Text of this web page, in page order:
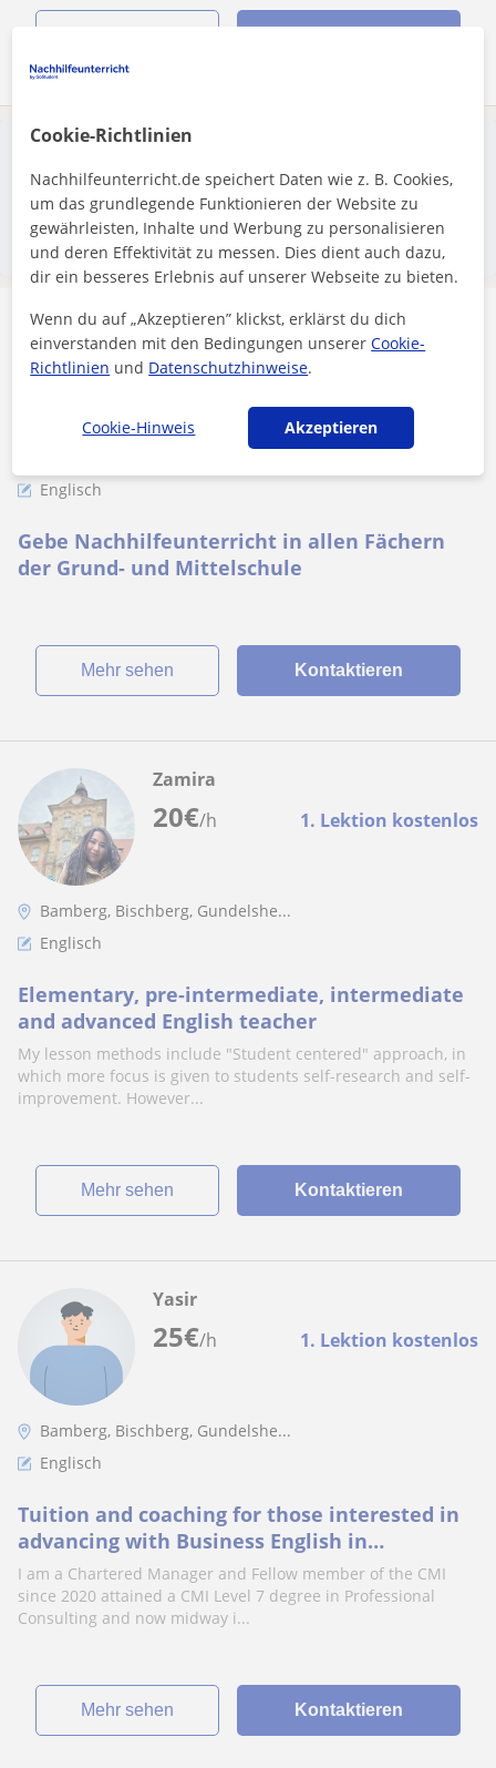
Schalte eine Suchanzeige, damit Lehrkräfte dich finden
können
Eine Anzeige aufgeben
8€/h 1. Lektion kostenlos
Eva-Maria
Englisch
Gebe Nachhilfeunterricht in allen Fächern
der Grund- und Mittelschule
Mehr sehen Kontaktieren
20€/h 1. Lektion kostenlos
Zamira
Bamberg, Bischberg, Gundelshe...
Englisch
Elementary, pre-intermediate, intermediate
and advanced English teacher
My lesson methods include "Student centered" approach, in
which more focus is given to students self-research and self-
improvement. However...
Mehr sehen Kontaktieren
25€/h 1. Lektion kostenlos
Yasir
Bamberg, Bischberg, Gundelshe...
Englisch
Tuition and coaching for those interested in
advancing with Business English in
management, business development, and
mark
I am a Chartered Manager and Fellow member of the CMI
since 2020 attained a CMI Level 7 degree in Professional
Consulting and now midway i...
Mehr sehen Kontaktieren
Cookie-Richtlinien
Nachhilfeunterricht.de speichert Daten wie z. B. Cookies,
um das grundlegende Funktionieren der Website zu
gewährleisten, Inhalte und Werbung zu personalisieren
und deren Effektivität zu messen. Dies dient auch dazu,
dir ein besseres Erlebnis auf unserer Webseite zu bieten.
Wenn du auf „Akzeptieren” klickst, erklärst du dich
einverstanden mit den Bedingungen unsererCookie-
Richtlinien und Datenschutzhinweise.
Cookie-Hinweis Akzeptieren